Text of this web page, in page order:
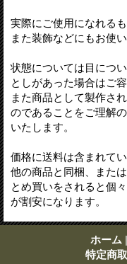
実際にご使用になれるも
また装飾などにもお使い
状態については目につ
としがあった場合はご容
また商品として製作さ
のであることをご理解
いたします。
価格に送料は含まれてい
他の商品と同梱、また
とめ買いをされると個
が割安になります。
ホーム |
特定商